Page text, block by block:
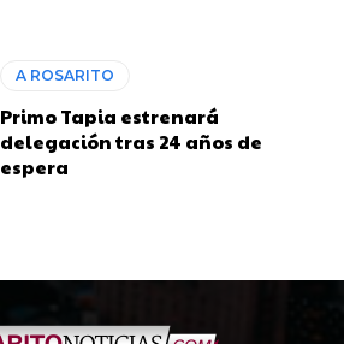
A ROSARITO
Primo Tapia estrenará
delegación tras 24 años de
espera